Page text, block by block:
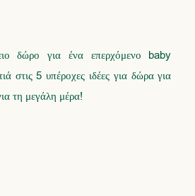
δώρο για ένα επερχόμενο baby
στις 5 υπέροχες ιδέες για δώρα για
τη μεγάλη μέρα!